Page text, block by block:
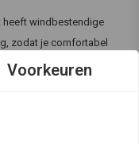
heeft windbestendige
zodat je comfortabel
zakken en een iets
Voorkeuren